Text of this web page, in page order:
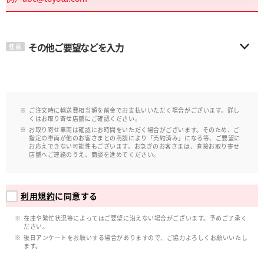
任意 その他ご要望などを入力
ご注文時に輸送費相当額を前金でお支払いいただく場合がございます。詳し
くはお取り寄せ店舗にご確認ください。
お取り寄せ車両は確認にお時間をいただく場合がございます。そのため、ご
指定の車両が他のお客さまとの商談により「売約済み」になる等、ご要望に
お応えできない可能性もございます。お急ぎのお客さまは、直接お取り寄せ
店舗へご連絡のうえ、商談を進めてください。
利用規約に同意する
在庫や繁忙状況等によってはご要望に沿えない場合がございます。予めご了承く
ださい。
後日アンケ―トをお願いする場合がありますので、ご協力よろしくお願いいたし
ます。